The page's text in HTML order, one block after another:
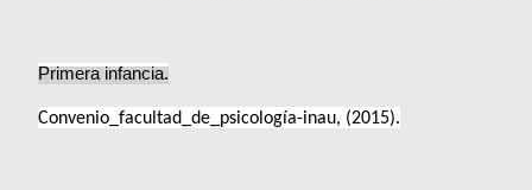
Primera infancia.
Convenio_facultad_de_psicología-inau, (2015).